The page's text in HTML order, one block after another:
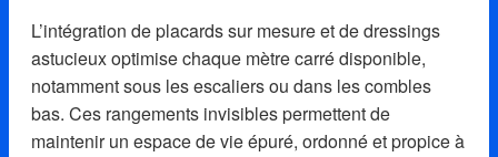
L’intégration de placards sur mesure et de dressings
astucieux optimise chaque mètre carré disponible,
notamment sous les escaliers ou dans les combles
bas. Ces rangements invisibles permettent de
maintenir un espace de vie épuré, ordonné et propice à